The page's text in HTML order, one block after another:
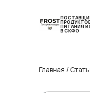
ПИТАНИЯ В
В СКФО
Главная /